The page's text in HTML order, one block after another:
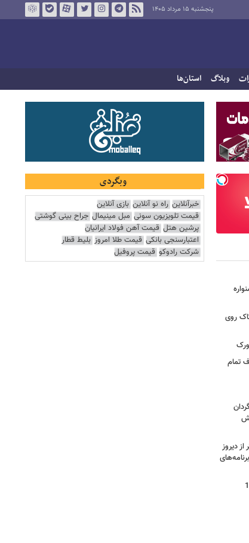
پنجشنبه ۱۵ مرداد ۱۴۰۵
وبلاگ استان‌ها
روی
تمام
دیروز
وبگردی
خبرآنلاین راه نو آنلاین بازی آنلاین
قیمت تلویزیون سونی مبل مینیمال جراح بینی گوشتی
پرشین هتل قیمت آهن فولاد ایرانیان
اعتبارسنجی بانکی قیمت طلا امروز بلیط قطار
شرکت رادوکو قیمت پروفیل